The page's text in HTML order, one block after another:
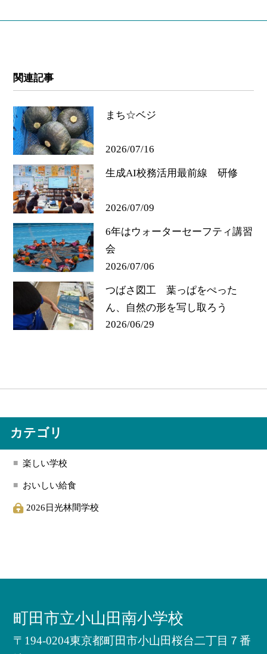
関連記事
まち☆ベジ
2026/07/16
生成AI校務活用最前線 研修
2026/07/09
6年はウォーターセーフティ講習
会
2026/07/06
つばさ図工 葉っぱをぺった
ん、自然の形を写し取ろう
2026/06/29
カテゴリ
楽しい学校
おいしい給食
2026日光林間学校
町田市立小山田南小学校
〒194-0204東京都町田市小山田桜台二丁目７番